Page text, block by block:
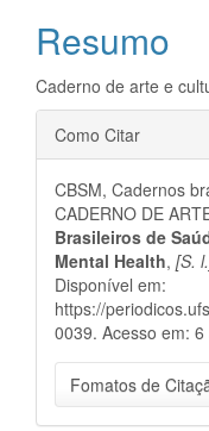
artigo
principal
Resumo
Caderno de arte e
Detalhes
do
artigo
Como Citar
CBSM, Cadernos
CADERNO DE
Brasileiros de
Mental Health, [S.
Disponível em:
https://
0039. Acesso em:
Fomatos de